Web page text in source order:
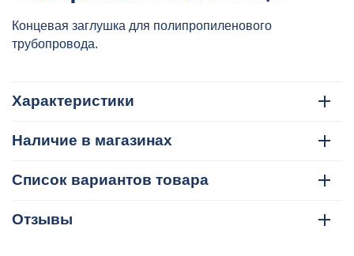
Концевая заглушка для полипропиленового
трубопровода.
Характеристики
Наличие в магазинах
Список вариантов товара
Отзывы